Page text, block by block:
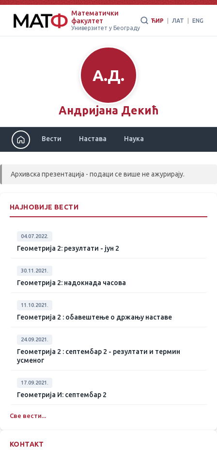
Математички
факултет
Универзитет у Београду
ЋИР ЛАТ ENG
А.Д.
Андријана Декић
Вести Настава Наука
Архивска презентација - подаци се више не ажурирају.
НАЈНОВИЈЕ ВЕСТИ
04.07.2022.
Геометрија 2: резултати - јун 2
30.11.2021.
Геометрија 2: надокнада часова
11.10.2021.
Геометрија 2 : обавештење о држању наставе
24.09.2021.
Геометрија 2 : септембар 2 - резултати и термин
усменог
17.09.2021.
Геометрија И: септембар 2
Све вести...
КОНТАКТ